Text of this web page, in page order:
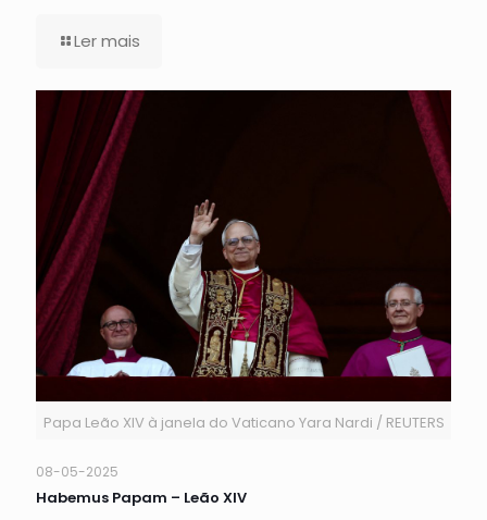
Ler mais
Papa Leão XIV à janela do Vaticano Yara Nardi / REUTERS
08-05-2025
Habemus Papam – Leão XIV